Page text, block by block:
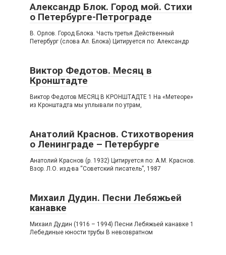
Александр Блок. Город мой. Стихи
о Петербурге-Петрограде
В. Орлов. Город Блока. Часть третья Действенный
Петербург (слова Ал. Блока) Цитируется по: Александр
Виктор Федотов. Месяц в
Кронштадте
Виктор Федотов МЕСЯЦ В КРОНШТАДТЕ 1 На «Метеоре»
из Кронштадта мы уплывали по утрам,
Анатолий Краснов. Стихотворения
о Ленинграде – Петербурге
Анатолий Краснов (р. 1932) Цитируется по: А.М. Краснов.
Взор. Л.О. изд-ва “Советский писатель”, 1987
Михаил Дудин. Песни Лебяжьей
канавке
Михаил Дудин (1916 – 1994) Песни Лебяжьей канавке 1
Лебединые юности трубы В невозвратном